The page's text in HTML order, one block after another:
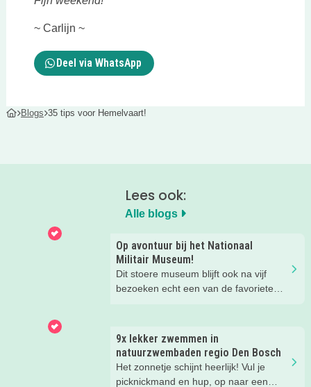
~ Carlijn ~
Deel via WhatsApp
Blogs 35 tips voor Hemelvaart!
Lees ook:
Alle blogs
Op avontuur bij het Nationaal
Militair Museum!
Dit stoere museum blijft ook na vijf
bezoeken echt een van de favoriete
ze zo leuk vinden aan het NMM. ‘De
mega coole vliegtuigen overal’, ‘de
stormbaan buiten’, ‘de Xplore’ en het
'zelf in een mini-jeep rijden’. Voor ons
9x lekker zwemmen in
natuurzwembaden regio Den Bosch
Het zonnetje schijnt heerlijk! Vul je
picknickmand en hup, op naar een